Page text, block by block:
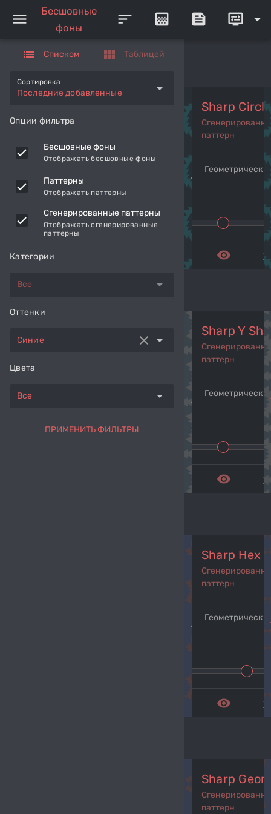
menu
Бесшовные
фоны
sort gradient feed display_settings arrow_drop_down
list Списком view_module Таблицей
Последние добавленные
Сортировка arrow_drop_down
Опции фильтра
Бесшовные фоны
Отображать бесшовные фоны
Паттерны
Отображать паттерны
Сгенерированные паттерны
Отображать сгенерированные
паттерны
Категории
Все arrow_drop_down
Оттенки
Синие clear arrow_drop_down
Цвета
Все arrow_drop_down
ПРИМЕНИТЬ ФИЛЬТРЫ
navigate_before
Sharp
паттерн
remove_red_eye
navigate_before
Sharp Y
паттерн
remove_red_eye
navigate_before
Sharp Hex
паттерн
remove_red_eye
Sharp
паттерн